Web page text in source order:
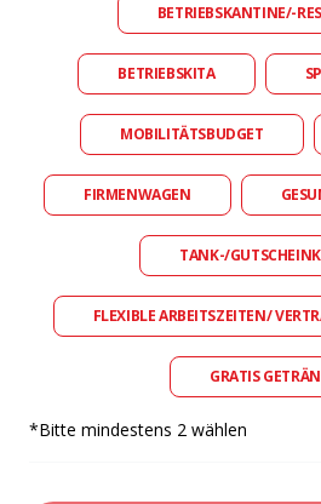
BETRIEBSKANTINE/-
BETRIEBSKITA
MOBILITÄTSBUDGET
FIRMENWAGEN
TANK-/
FLEXIBLE ARBEITSZEITEN/
GRATIS
*Bitte mindestens 2 wählen